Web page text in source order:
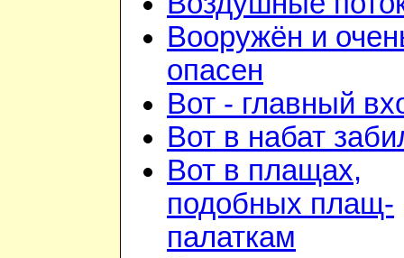
Вооружён и
опасен
Вот - главный
Вот в набат
Вот в плащах,
подобных плащ-
палаткам